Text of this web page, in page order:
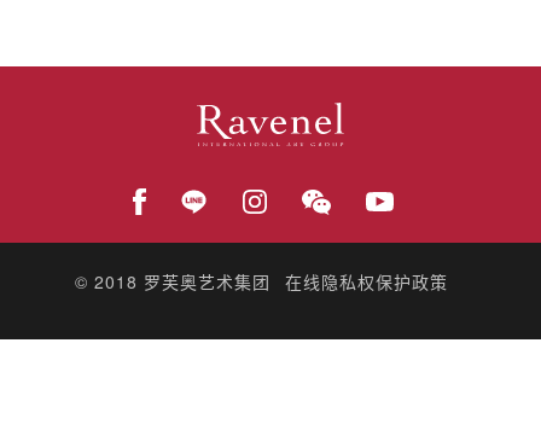
© 2018 罗芙奥艺术集团 在线隐私权保护政策